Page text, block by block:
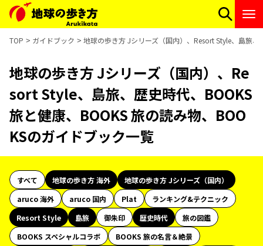
TOP ガイドブック 地球の歩き方 Jシリーズ（国内）、Resort Style、島旅
地球の歩き方 Jシリーズ（国内）、Re
sort Style、島旅、歴史時代、BOOKS
旅と健康、BOOKS 旅の読み物、BOO
KSのガイドブック一覧
すべて 地球の歩き方 海外
地球の歩き方 Jシリーズ（国内）
aruco 海外
aruco 国内 Plat
ランキング&テクニック
Resort Style
島旅 御朱印 歴史時代
旅の図鑑
BOOKS スペシャルコラボ
BOOKS 旅の名言＆絶景